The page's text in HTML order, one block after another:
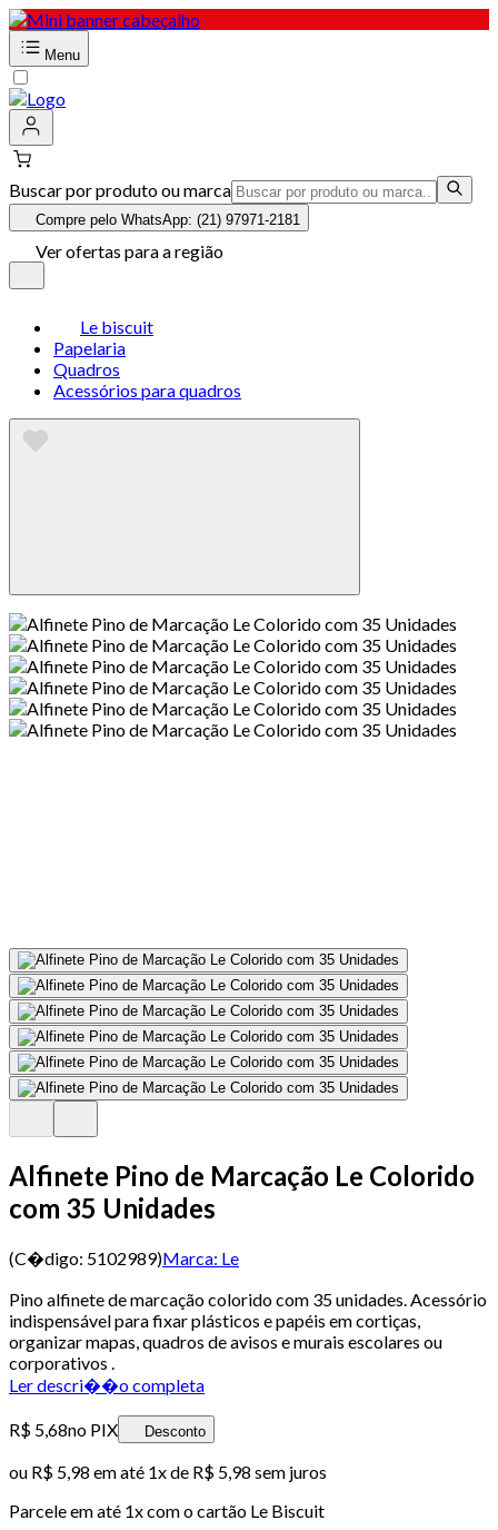
Menu
Buscar por produto ou marca
Compre pelo WhatsApp: (21) 97971-2181
Ver ofertas para a região
Le biscuit
Papelaria
Quadros
Acessórios para quadros
Alfinete Pino de Marcação Le Colorido
com 35 Unidades
(C�digo: 5102989)Marca: Le
Pino alfinete de marcação colorido com 35 unidades. Acessório
indispensável para fixar plásticos e papéis em cortiças,
organizar mapas, quadros de avisos e murais escolares ou
corporativos .
Ler descri��o completa
R$ 5,68no PIX Desconto
ou R$ 5,98 em até 1x de R$ 5,98 sem juros
Parcele em até 1x com o cartão Le Biscuit